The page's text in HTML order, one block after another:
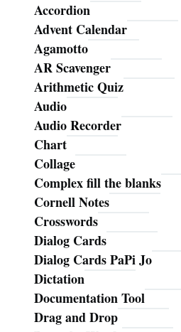
Accordion
Advent Calendar
Agamotto
AR Scavenger
Arithmetic Quiz
Audio
Audio Recorder
Chart
Collage
Complex fill the blanks
Cornell Notes
Crosswords
Dialog Cards
Dialog Cards PaPi Jo
Dictation
Documentation Tool
Drag and Drop